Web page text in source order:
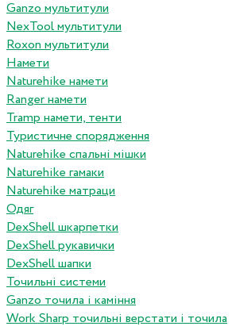
Ganzo мультитули
NexTool мультитули
Roxon мультитули
Намети
Naturehike намети
Ranger намети
Tramp намети, тенти
Туристичне спорядження
Naturehike спальні мішки
Naturehike гамаки
Naturehike матраци
Одяг
DexShell шкарпетки
DexShell рукавички
DexShell шапки
Точильні системи
Ganzo точила і каміння
Work Sharp точильні верстати і точила